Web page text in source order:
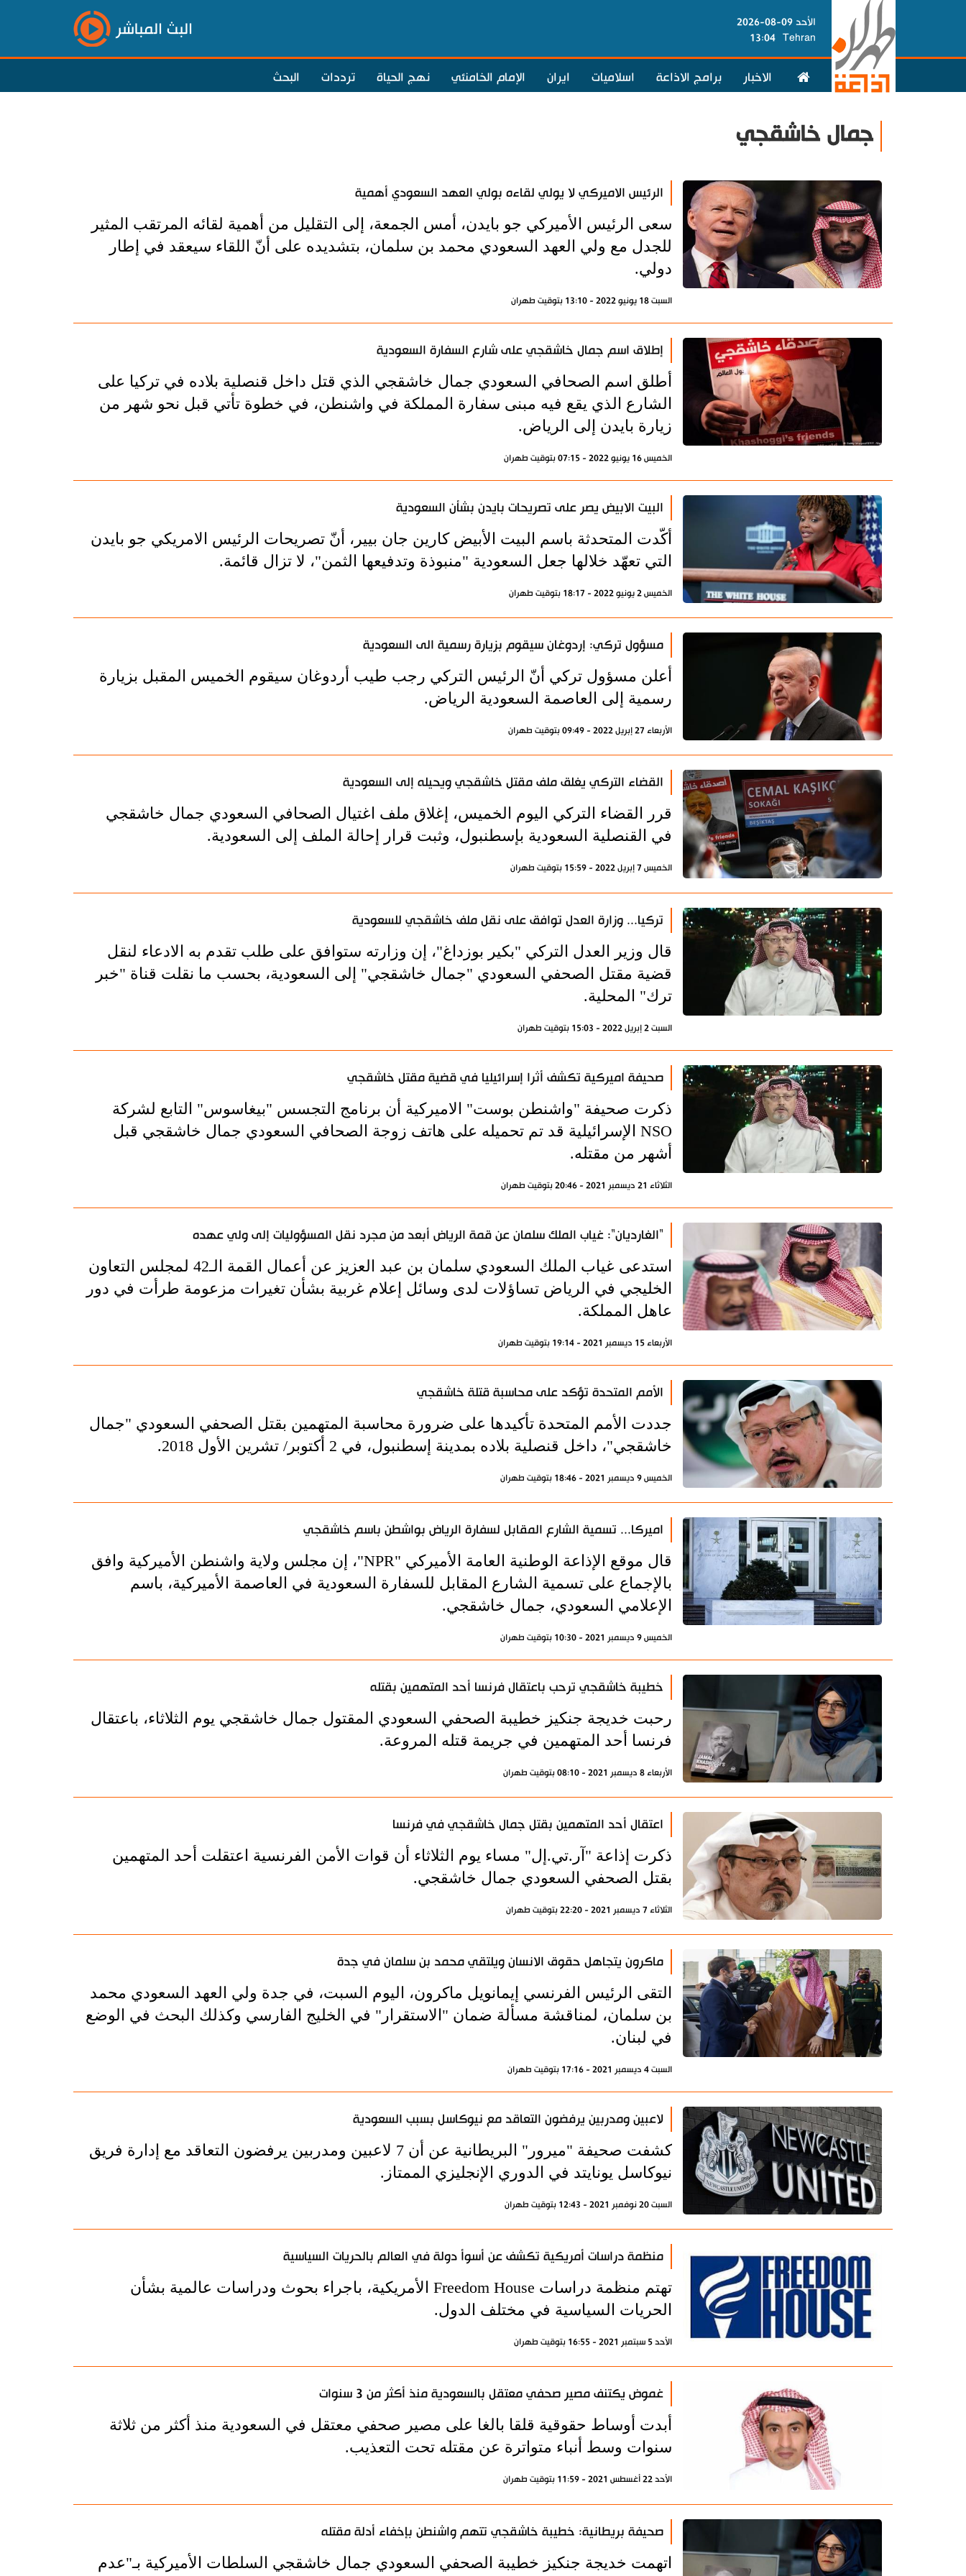
الأحد 09-08-2026
Tehran
13:04 البث المباشر
الاخبار برامج الاذاعة اسلاميات ايران الإمام الخامنئي نهج الحياة ترددات البحث
جمال خاشقجي
الرئيس الاميركي لا يولي لقاءه بولي العهد السعودي أهمية
سعى الرئيس الأميركي جو بايدن، أمس الجمعة، إلى التقليل من أهمية لقائه المرتقب المثير
للجدل مع ولي العهد السعودي محمد بن سلمان، بتشديده على أنّ اللقاء سيعقد في إطار
دولي.
السبت 18 يونيو 2022 - 13:10 بتوقيت طهران
إطلاق اسم جمال خاشقجي على شارع السفارة السعودية
أطلق اسم الصحافي السعودي جمال خاشقجي الذي قتل داخل قنصلية بلاده في تركيا على
الشارع الذي يقع فيه مبنى سفارة المملكة في واشنطن، في خطوة تأتي قبل نحو شهر من
زيارة بايدن إلى الرياض.
الخميس 16 يونيو 2022 - 07:15 بتوقيت طهران
البيت الابيض يصر على تصريحات بايدن بشأن السعودية
أكّدت المتحدثة باسم البيت الأبيض كارين جان بيير، أنّ تصريحات الرئيس الامريكي جو بايدن
التي تعهّد خلالها جعل السعودية "منبوذة وتدفيعها الثمن"، لا تزال قائمة.
الخميس 2 يونيو 2022 - 18:17 بتوقيت طهران
مسؤول تركي: إردوغان سيقوم بزيارة رسمية الى السعودية
أعلن مسؤول تركي أنّ الرئيس التركي رجب طيب أردوغان سيقوم الخميس المقبل بزيارة
رسمية إلى العاصمة السعودية الرياض.
الأربعاء 27 إبريل 2022 - 09:49 بتوقيت طهران
القضاء التركي يغلق ملف مقتل خاشقجي ويحيله إلى السعودية
قرر القضاء التركي اليوم الخميس، إغلاق ملف اغتيال الصحافي السعودي جمال خاشقجي
في القنصلية السعودية بإسطنبول، وثبت قرار إحالة الملف إلى السعودية.
الخميس 7 إبريل 2022 - 15:59 بتوقيت طهران
تركيا... وزارة العدل توافق على نقل ملف خاشقجي للسعودية
قال وزير العدل التركي "بكير بوزداغ"، إن وزارته ستوافق على طلب تقدم به الادعاء لنقل
قضية مقتل الصحفي السعودي "جمال خاشقجي" إلى السعودية، بحسب ما نقلت قناة "خبر
ترك" المحلية.
السبت 2 إبريل 2022 - 15:03 بتوقيت طهران
صحيفة اميركية تكشف أثرا إسرائيليا في قضية مقتل خاشقجي
ذكرت صحيفة "واشنطن بوست" الاميركية أن برنامج التجسس "بيغاسوس" التابع لشركة
NSO الإسرائيلية قد تم تحميله على هاتف زوجة الصحافي السعودي جمال خاشقجي قبل
أشهر من مقتله.
الثلاثاء 21 ديسمبر 2021 - 20:46 بتوقيت طهران
"الغارديان": غياب الملك سلمان عن قمة الرياض أبعد من مجرد نقل المسؤوليات إلى ولي عهده
استدعى غياب الملك السعودي سلمان بن عبد العزيز عن أعمال القمة الـ42 لمجلس التعاون
الخليجي في الرياض تساؤلات لدى وسائل إعلام غربية بشأن تغيرات مزعومة طرأت في دور
عاهل المملكة.
الأربعاء 15 ديسمبر 2021 - 19:14 بتوقيت طهران
الأمم المتحدة تؤكد على محاسبة قتلة خاشقجي
جددت الأمم المتحدة تأكيدها على ضرورة محاسبة المتهمين بقتل الصحفي السعودي "جمال
خاشقجي"، داخل قنصلية بلاده بمدينة إسطنبول، في 2 أكتوبر/ تشرين الأول 2018.
الخميس 9 ديسمبر 2021 - 18:46 بتوقيت طهران
اميركا... تسمية الشارع المقابل لسفارة الرياض بواشطن باسم خاشقجي
قال موقع الإذاعة الوطنية العامة الأميركي "NPR"، إن مجلس ولاية واشنطن الأميركية وافق
بالإجماع على تسمية الشارع المقابل للسفارة السعودية في العاصمة الأميركية، باسم
الإعلامي السعودي، جمال خاشقجي.
الخميس 9 ديسمبر 2021 - 10:30 بتوقيت طهران
خطيبة خاشقجي ترحب باعتقال فرنسا أحد المتهمين بقتله
رحبت خديجة جنكيز خطيبة الصحفي السعودي المقتول جمال خاشقجي يوم الثلاثاء، باعتقال
فرنسا أحد المتهمين في جريمة قتله المروعة.
الأربعاء 8 ديسمبر 2021 - 08:10 بتوقيت طهران
اعتقال أحد المتهمين بقتل جمال خاشقجي في فرنسا
ذكرت إذاعة "آر.تي.إل" مساء يوم الثلاثاء أن قوات الأمن الفرنسية اعتقلت أحد المتهمين
بقتل الصحفي السعودي جمال خاشقجي.
الثلاثاء 7 ديسمبر 2021 - 22:20 بتوقيت طهران
ماكرون يتجاهل حقوق الانسان ويلتقي محمد بن سلمان في جدة
التقى الرئيس الفرنسي إيمانويل ماكرون، اليوم السبت، في جدة ولي العهد السعودي محمد
بن سلمان، لمناقشة مسألة ضمان "الاستقرار" في الخليج الفارسي وكذلك البحث في الوضع
في لبنان.
السبت 4 ديسمبر 2021 - 17:16 بتوقيت طهران
لاعبين ومدربين يرفضون التعاقد مع نيوكاسل بسبب السعودية
كشفت صحيفة "ميرور" البريطانية عن أن 7 لاعبين ومدربين يرفضون التعاقد مع إدارة فريق
نيوكاسل يونايتد في الدوري الإنجليزي الممتاز.
السبت 20 نوفمبر 2021 - 12:43 بتوقيت طهران
منظمة دراسات أمريكية تكشف عن أسوأ دولة في العالم بالحريات السياسية
تهتم منظمة دراسات Freedom House الأمريكية، باجراء بحوث ودراسات عالمية بشأن
الحريات السياسية في مختلف الدول.
الأحد 5 سبتمبر 2021 - 16:55 بتوقيت طهران
غموض يكتنف مصير صحفي معتقل بالسعودية منذ أكثر من 3 سنوات
أبدت أوساط حقوقية قلقا بالغا على مصير صحفي معتقل في السعودية منذ أكثر من ثلاثة
سنوات وسط أنباء متواترة عن مقتله تحت التعذيب.
الأحد 22 أغسطس 2021 - 11:59 بتوقيت طهران
صحيفة بريطانية: خطيبة خاشقجي تتهم واشنطن بإخفاء أدلة مقتله
اتهمت خديجة جنكيز خطيبة الصحفي السعودي جمال خاشقجي السلطات الأميركية بـ"عدم